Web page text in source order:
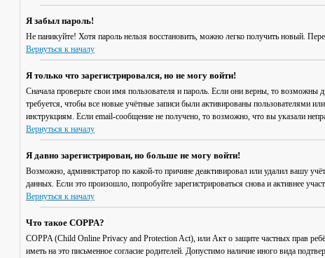
Я забыл пароль!
Не паникуйте! Хотя пароль нельзя восстановить, можно легко получить новый.
Вернуться к началу
Я только что зарегистрировался, но не могу войти!
Сначала проверьте свои имя пользователя и пароль. Если они верны, то
требуется, чтобы все новые учётные записи были активированы пользователями
инструкциям. Если email-сообщение не получено, то возможно, что вы указали
Вернуться к началу
Я давно зарегистрирован, но больше не могу войти!
Возможно, администратор по какой-то причине деактивировал или удалил вашу
данных. Если это произошло, попробуйте зарегистрироваться снова и активнее
Вернуться к началу
Что такое COPPA?
COPPA (Child Online Privacy and Protection Act), или Акт о защите частных прав
иметь на это письменное согласие родителей. Допустимо наличие иного вида